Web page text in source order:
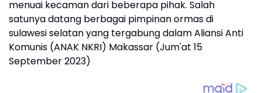
menuai kecaman dari beberapa pihak. Salah
satunya datang berbagai pimpinan ormas di
sulawesi selatan yang tergabung dalam Aliansi Anti
Komunis (ANAK NKRI) Makassar (Jum'at 15
September 2023)